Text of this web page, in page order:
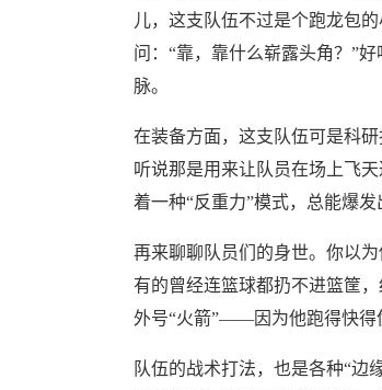
儿，这支队伍不过是个跑龙包
问：“靠，靠什么崭露头角？”
脉。
在装备方面，这支队伍可是科
听说那是用来让队员在场上飞
着一种“反重力”模式，总能爆
再来聊聊队员们的身世。你以
有的曾经连篮球都扔不进篮筐
外号“火箭”——因为他跑得快得
队伍的战术打法，也是各种“边